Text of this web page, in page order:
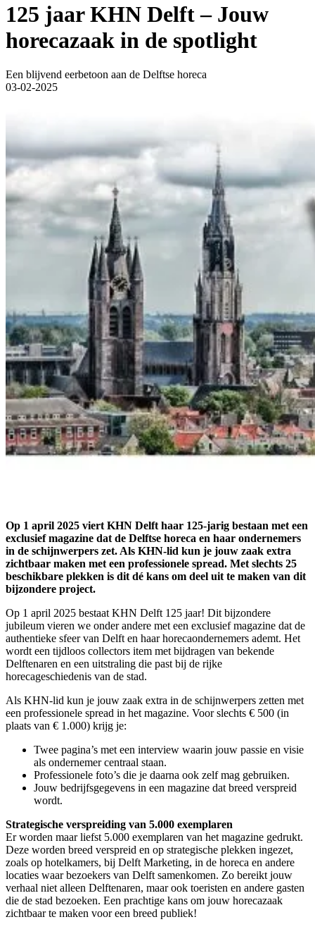
125 jaar KHN Delft – Jouw
horecazaak in de spotlight
Een blijvend eerbetoon aan de Delftse horeca
03-02-2025
Op 1 april 2025 viert KHN Delft haar 125-jarig bestaan met een
exclusief magazine dat de Delftse horeca en haar ondernemers
in de schijnwerpers zet. Als KHN-lid kun je jouw zaak extra
zichtbaar maken met een professionele spread. Met slechts 25
beschikbare plekken is dit dé kans om deel uit te maken van dit
bijzondere project.
Op 1 april 2025 bestaat KHN Delft 125 jaar! Dit bijzondere
jubileum vieren we onder andere met een exclusief magazine dat de
authentieke sfeer van Delft en haar horecaondernemers ademt. Het
wordt een tijdloos collectors item met bijdragen van bekende
Delftenaren en een uitstraling die past bij de rijke
horecageschiedenis van de stad.
Als KHN-lid kun je jouw zaak extra in de schijnwerpers zetten met
een professionele spread in het magazine. Voor slechts € 500 (in
plaats van € 1.000) krijg je:
Twee pagina’s met een interview waarin jouw passie en visie
als ondernemer centraal staan.
Professionele foto’s die je daarna ook zelf mag gebruiken.
Jouw bedrijfsgegevens in een magazine dat breed verspreid
wordt.
Strategische verspreiding van 5.000 exemplaren
Er worden maar liefst 5.000 exemplaren van het magazine gedrukt.
Deze worden breed verspreid en op strategische plekken ingezet,
zoals op hotelkamers, bij Delft Marketing, in de horeca en andere
locaties waar bezoekers van Delft samenkomen. Zo bereikt jouw
verhaal niet alleen Delftenaren, maar ook toeristen en andere gasten
die de stad bezoeken. Een prachtige kans om jouw horecazaak
zichtbaar te maken voor een breed publiek!